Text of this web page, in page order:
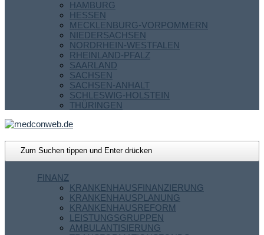
HAMBURG
HESSEN
MECKLENBURG-VORPOMMERN
NIEDERSACHSEN
NORDRHEIN-WESTFALEN
RHEINLAND-PFALZ
SAARLAND
SACHSEN
SACHSEN-ANHALT
SCHLESWIG-HOLSTEIN
THÜRINGEN
FINANZ
KRANKENHAUSFINANZIERUNG
KRANKENHAUSPLANUNG
KRANKENHAUSREFORM
LEISTUNGSGRUPPEN
AMBULANTISIERUNG